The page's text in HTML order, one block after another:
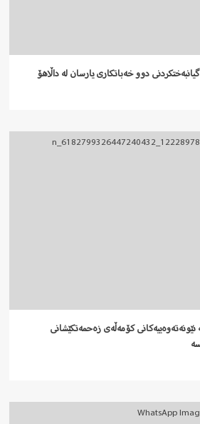
دوو خەباتکاری یارسان لە داڵاهۆ
نێونەتەوەییەکانی کۆمەڵەی زەحمەتکێشانی